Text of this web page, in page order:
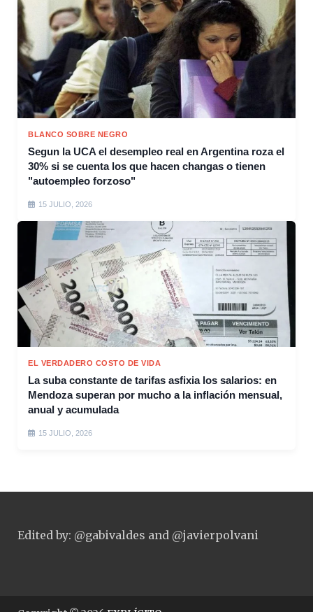
BLANCO SOBRE NEGRO
Segun la UCA el desempleo real en Argentina roza el
30% si se cuenta los que hacen changas o tienen
"autoempleo forzoso"
15 JULIO, 2026
EL VERDADERO COSTO DE VIDA
La suba constante de tarifas asfixia los salarios: en
Mendoza superan por mucho a la inflación mensual,
anual y acumulada
15 JULIO, 2026
Edited by: @gabivaldes and @javierpolvani